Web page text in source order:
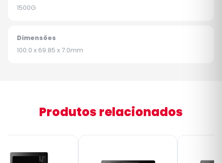
1500G
Dimensões
100.0 x 69.85 x 7.0mm
Produtos relacionados